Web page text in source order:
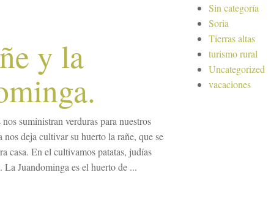
y la
suministran verduras para nuestros
deja cultivar su huerto la rañe, que se
casa. En el cultivamos patatas, judías
La Juandominga es el huerto de ...
Sin categoría
Soria
Tierras altas
turismo rural
Uncategorized
vacaciones